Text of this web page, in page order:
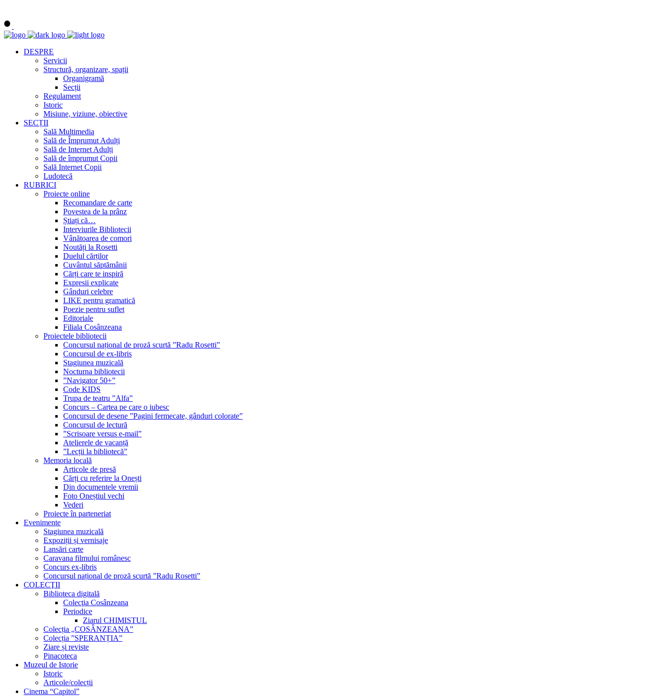
DESPRE
Servicii
Structură, organizare, spații
Organigramă
Secții
Regulament
Istoric
Misiune, viziune, obiective
SECȚII
Sală Multimedia
Sală de Împrumut Adulți
Sală de Internet Adulți
Sală de împrumut Copii
Sală Internet Copii
Ludotecă
RUBRICI
Proiecte online
Recomandare de carte
Povestea de la prânz
Știați că…
Interviurile Bibliotecii
Vânătoarea de comori
Noutăți la Rosetti
Duelul cărților
Cuvântul săptămânii
Cărți care te inspiră
Expresii explicate
Gânduri celebre
LIKE pentru gramatică
Poezie pentru suflet
Editoriale
Filiala Cosânzeana
Proiectele bibliotecii
Concursul național de proză scurtă ”Radu Rosetti”
Concursul de ex-libris
Stagiunea muzicală
Nocturna bibliotecii
”Navigator 50+”
Code KIDS
Trupa de teatru ”Alfa”
Concurs – Cartea pe care o iubesc
Concursul de desene ”Pagini fermecate, gânduri colorate”
Concursul de lectură
”Scrisoare versus e-mail”
Atelierele de vacanță
”Lecții la bibliotecă”
Memoria locală
Articole de presă
Cărți cu referire la Onești
Din documentele vremii
Foto Oneștiul vechi
Vederi
Proiecte în parteneriat
Evenimente
Stagiunea muzicală
Expoziții și vernisaje
Lansări carte
Caravana filmului românesc
Concurs ex-libris
Concursul național de proză scurtă ”Radu Rosetti”
COLECŢII
Biblioteca digitală
Colecţia Cosânzeana
Periodice
Ziarul CHIMISTUL
Colecția „COSÂNZEANA”
Colecția ”SPERANȚIA”
Ziare și reviste
Pinacoteca
Muzeul de Istorie
Istoric
Articole/colecții
Cinema “Capitol”